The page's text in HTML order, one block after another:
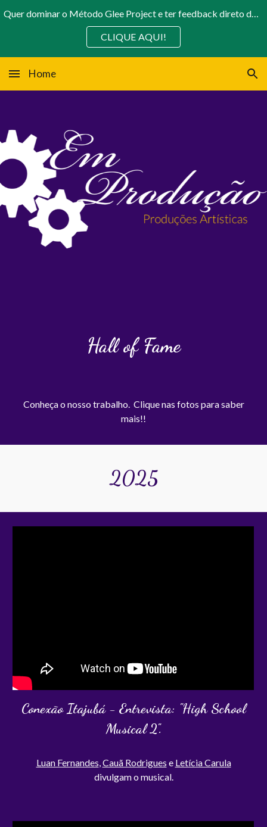
Skip to main content
CLIQUE AQUI!
Home
Hall of Fame
Conheça o nosso trabalho. Clique nas fotos para saber
mais!!
2025
Conexão Itajubá - Entrevista: "High School
Musical 2".
Luan Fernandes,Cauã Rodrigues e Letícia Carula
divulgamo musical.